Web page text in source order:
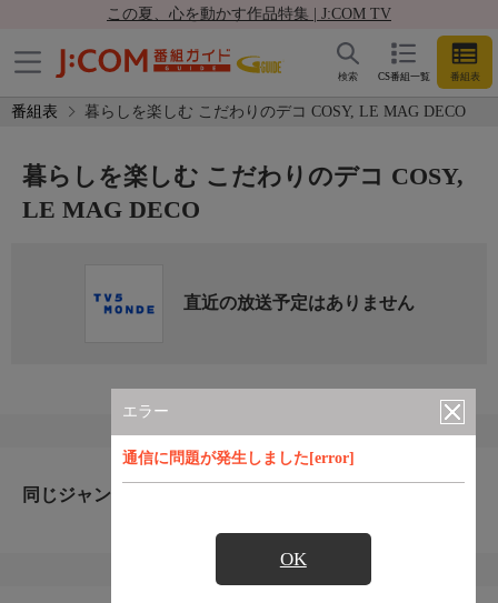
この夏、心を動かす作品特集 | J:COM TV
CS番組一覧 番組表
検索
番組表 暮らしを楽しむ こだわりのデコ COSY, LE MAG DECO
エラー
通信に問題が発生しました[error]
OK
暮らしを楽しむ こだわりのデコ COSY,
LE MAG DECO
直近の放送予定はありません
同じジャンルのおすすめ番組